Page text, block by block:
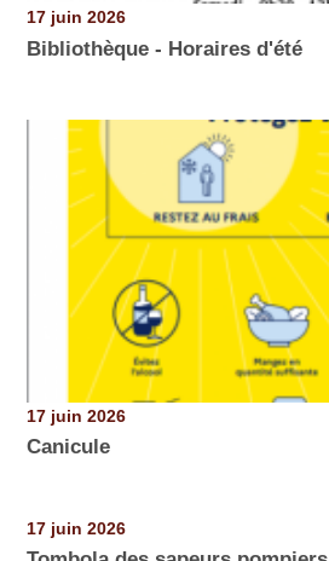
17 juin 2026
Bibliothèque - Horaires d'été
17 juin 2026
Canicule
17 juin 2026